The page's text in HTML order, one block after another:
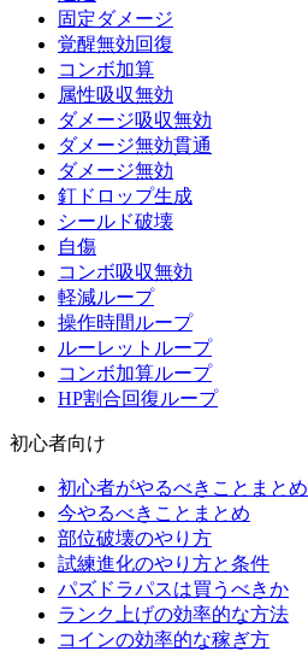
固定ダメージ
覚醒無効回復
コンボ加算
属性吸収無効
ダメージ吸収無効
ダメージ無効貫通
ダメージ無効
釘ドロップ生成
シールド破壊
自傷
コンボ吸収無効
軽減ループ
操作時間ループ
ルーレットループ
コンボ加算ループ
HP割合回復ループ
初心者向け
初心者がやるべきことまとめ
今やるべきことまとめ
部位破壊のやり方
試練進化のやり方と条件
パズドラパスは買うべきか
ランク上げの効率的な方法
コインの効率的な稼ぎ方